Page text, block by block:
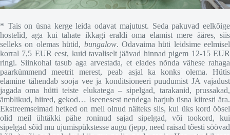
* Tais on üsna kerge leida odavat majutust. Seda pakuvad eelkõige
hostelid, aga kui tahate ikkagi eraldi oma elamist mere ääres, siis
selleks on olemas hütid, bungalow. Odavaima hüti leidsime eelmisel
korral 7,5 EUR eest, kuid tavaliselt jäävad hinnad pigem 12-15 EUR
ringi. Siinkohal tasub aga arvestada, et elades nõnda vähese rahaga
paarkümmend meetrit merest, peab asjal ka konks olema. Hütis
elamine tähendab sooja vee ja konditsioneeri puudumist JA vajadust
jagada oma hütti teiste elukatega – sipelgad, tarakanid, prussakad,
ämblikud, hiired, gekod… Iseenesest nendega harjub üsna kiiresti ära.
Ekstreemseimad hetked on meil olnud näiteks siis, kui üks kord öösel
olid meil ühtäkki pähe roninud sajad sipelgad, või tookord, kui
sipelgad sõid mu ujumispükstesse augu (jepp, need raisad tõesti söövad